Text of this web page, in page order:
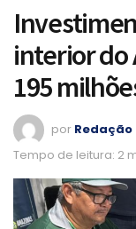
interior do
195
por Redação
Tempo de leitura: 2